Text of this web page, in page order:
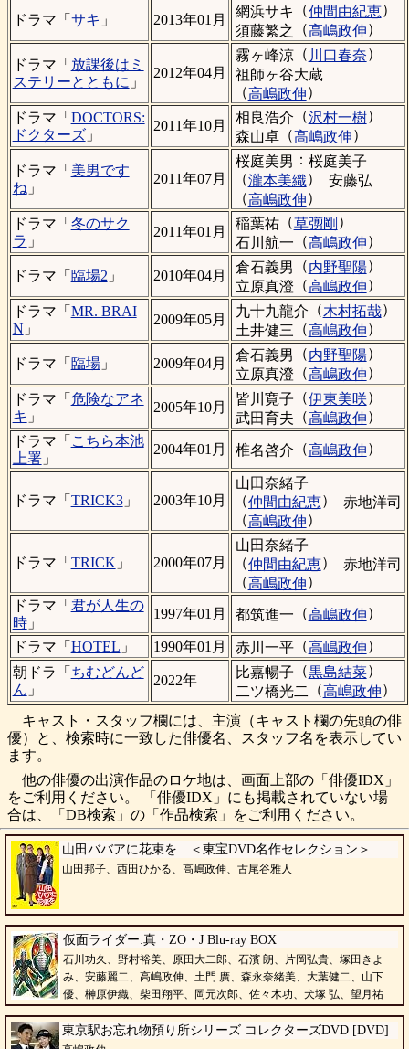
ドラマ「 サキ 」 2013年01月
網浜サキ （仲間由紀恵）
須藤繁之 （高嶋政伸）
ドラマ「 放課後はミ
ステリーとともに 」
2012年04月
霧ヶ峰涼（ 川口春奈）
祖師ヶ谷大蔵
（高嶋政伸）
ドラマ「 DOCTORS:
ドクターズ」
2011年10月
相良浩介 （沢村一樹）
森山卓 （高嶋政伸）
ドラマ「 美男です
ね 」
2011年07月
桜庭美男 ： 桜庭美子
（瀧本美織）
安藤弘
（高嶋政伸）
ドラマ「 冬のサク
ラ 」
2011年01月
稲葉祐（草彅剛 ）
石川航一 （高嶋政伸）
ドラマ「 臨場2 」 2010年04月
倉石義男 （内野聖陽）
立原真澄 （高嶋政伸）
ドラマ「 MR. BRAI
N 」
2009年05月
九十九龍介 （木村拓哉）
土井健三 （高嶋政伸）
ドラマ「 臨場」 2009年04月
倉石義男 （内野聖陽）
立原真澄 （高嶋政伸）
ドラマ「 危険なアネ
キ 」
2005年10月
皆川寛子 （伊東美咲）
武田育夫 （高嶋政伸）
ドラマ「 こちら本池
上署」
2004年01月 椎名啓介 （高嶋政伸）
ドラマ「 TRICK3」 2003年10月
山田奈緒子
（仲間由紀恵）
赤地洋司
（高嶋政伸）
ドラマ「 TRICK 」 2000年07月
山田奈緒子
（仲間由紀恵）
赤地洋司
（高嶋政伸）
ドラマ「 君が人生の
時」
1997年01月 都筑進一 （高嶋政伸）
ドラマ「 HOTEL 」 1990年01月 赤川一平（高嶋政伸）
朝ドラ「 ちむどんど
ん 」
2022年
比嘉暢子 （黒島結菜）
二ツ橋光二 （高嶋政伸）
キャスト・スタッフ欄には、主演（キャスト欄の先頭の俳
優）と、検索時に一致した俳優名、スタッフ名を表示してい
ます。
他の俳優の出演作品のロケ地は、画面上部の「俳優IDX」
をご利用ください。 「俳優IDX」にも掲載されていない場
合は、「DB検索」の「作品検索」をご利用ください。
山田ババアに花束を ＜東宝DVD名作セレクション＞
山田邦子、西田ひかる、高嶋政伸、古尾谷雅人
仮面ライダー:真・ZO・J Blu-ray BOX
石川功久、野村裕美、原田大二郎、石濱 朗、片岡弘貴、塚田きよ
み、安藤麗二、高嶋政伸、土門 廣、森永奈緒美、大葉健二、山下
優、榊原伊織、柴田翔平、岡元次郎、佐々木功、犬塚 弘、望月祐
一、塩沢兼人、田中亮一、青野 武、小林昭二
東京駅お忘れ物預り所シリーズ コレクターズDVD [DVD]